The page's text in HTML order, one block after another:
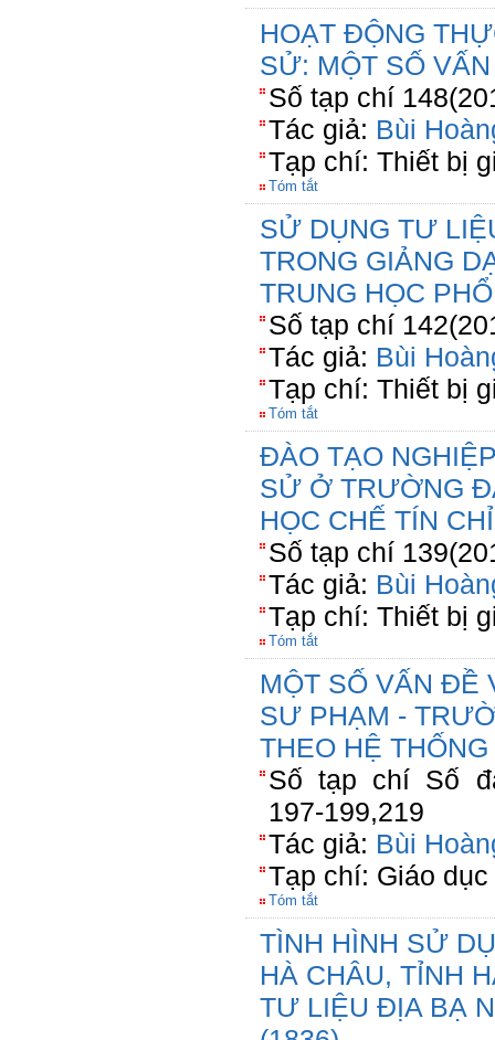
HOẠT ĐỘNG
SỬ: MỘT SỐ
Số tạp chí
Tác giả: Bùi
Tạp chí: Thiết bị
Tóm tắt
SỬ DỤNG TƯ
TRONG GIẢNG
TRUNG HỌC
Số tạp chí
Tác giả: Bùi
Tạp chí: Thiết bị
Tóm tắt
ĐÀO TẠO
SỬ Ở TRƯỜNG
HỌC CHẾ TÍN CHỈ
Số tạp chí
Tác giả: Bùi
Tạp chí: Thiết bị
Tóm tắt
MỘT SỐ VẤN ĐỀ
SƯ PHẠM -
THEO HỆ
Số tạp chí Số
197-199,219
Tác giả: Bùi
Tạp chí: Giáo dục
Tóm tắt
TÌNH HÌNH SỬ
HÀ CHÂU, TỈNH
TƯ LIỆU ĐỊA BẠ